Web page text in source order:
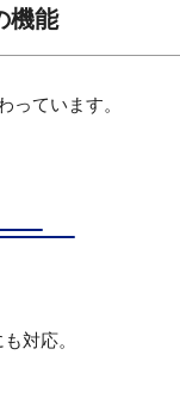
機能
っています。
対応。